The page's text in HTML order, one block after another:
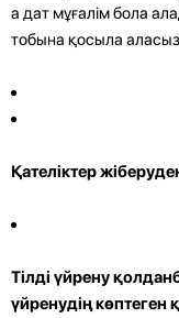
a дат мұғалім бола
тобына қосыла
Қателіктер
Тілді үйрену
үйренудің